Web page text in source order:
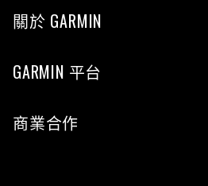
關於 GARMIN
GARMIN 平台
商業合作